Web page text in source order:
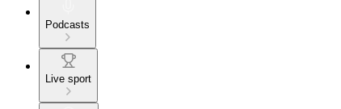
Podcasts
Live sport